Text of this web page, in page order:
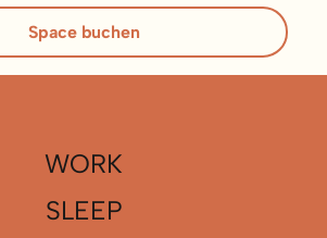
Space buchen
WORK
SLEEP